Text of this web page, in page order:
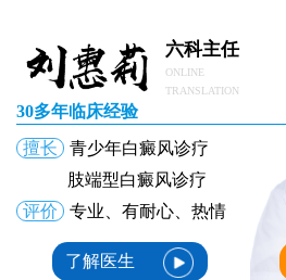
六科主任
ONLINE
TRANSLATION
30多年临床经验
擅长
青少年白癜风诊疗
肢端型白癜风诊疗
评价
专业、有耐心、热情
了解医生